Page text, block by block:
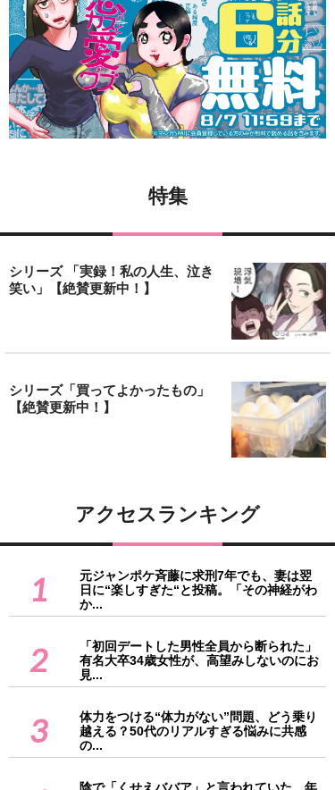
特集
シリーズ 「実録！私の人生、泣き
笑い」【絶賛更新中！】
シリーズ「買ってよかったもの」
【絶賛更新中！】
アクセスランキング
1
元ジャンポケ斉藤に求刑7年でも、妻は翌
日に“楽しすぎた“と投稿。「その神経がわ
か...
2
「初回デートした男性全員から断られた」
有名大卒34歳女性が、高望みしないのにお
見...
3
体力をつける“体力がない”問題、どう乗り
越える？50代のリアルすぎる悩みに共感
の...
陰で「くせえババア」と言われていた…年